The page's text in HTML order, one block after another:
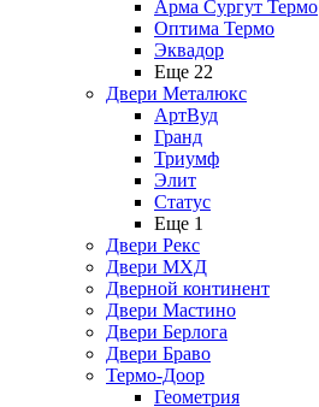
Арма Сургут Термо
Оптима Термо
Эквадор
Еще 22
Двери Металюкс
АртВуд
Гранд
Триумф
Элит
Статус
Еще 1
Двери Рекс
Двери МХД
Дверной континент
Двери Мастино
Двери Берлога
Двери Браво
Термо-Доор
Геометрия